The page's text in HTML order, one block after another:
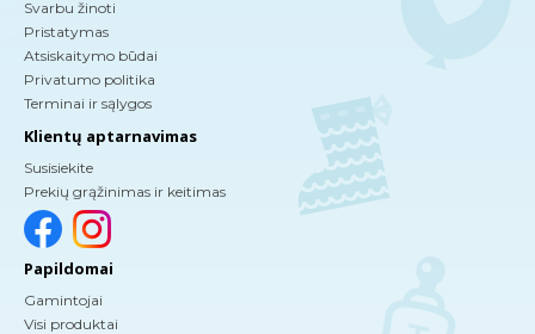
Svarbu žinoti
Pristatymas
Atsiskaitymo būdai
Privatumo politika
Terminai ir sąlygos
Klientų aptarnavimas
Susisiekite
Prekių grąžinimas ir keitimas
Papildomai
Gamintojai
Visi produktai